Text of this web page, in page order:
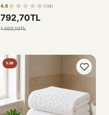
4.8 (138)
792,70TL
1.002,10TL
%28